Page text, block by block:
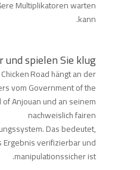
Multiplikatoren warten
kann.
und spielen Sie klug
Road hängt an der
vom Government of the
Anjouan und an seinem
nachweislich fairen
Das bedeutet,
Ergebnis verifizierbar und
manipulationssicher ist.